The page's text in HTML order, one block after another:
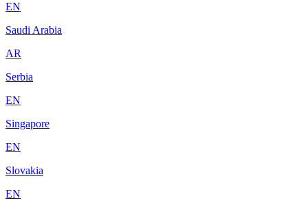
EN
Saudi Arabia
AR
Serbia
EN
Singapore
EN
Slovakia
EN